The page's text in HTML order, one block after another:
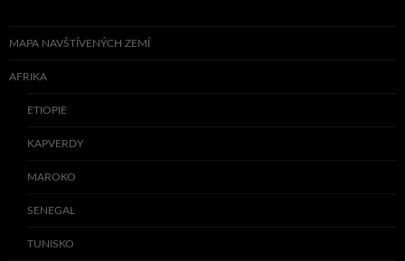
MAPA NAVŠTÍVENÝCH ZEMÍ
AFRIKA
ETIOPIE
KAPVERDY
MAROKO
SENEGAL
TUNISKO